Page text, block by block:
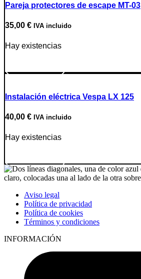
Pareja protectores de escape MT-03
35,00 € IVA incluido
Hay existencias
Instalación eléctrica Vespa LX 125
40,00 € IVA incluido
Hay existencias
Aviso legal
Política de privacidad
Política de cookies
Términos y condiciones
INFORMACIÓN